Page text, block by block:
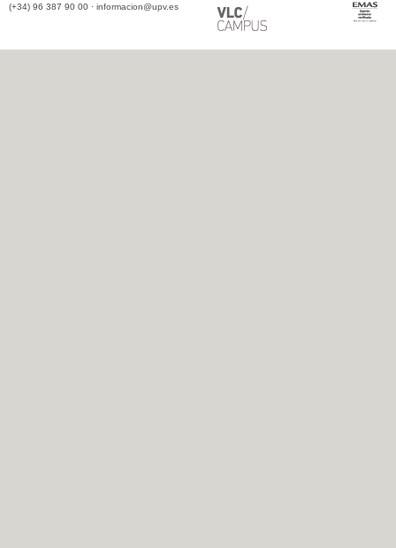
(+34) 96 387 90 00 · informacion@upv.es